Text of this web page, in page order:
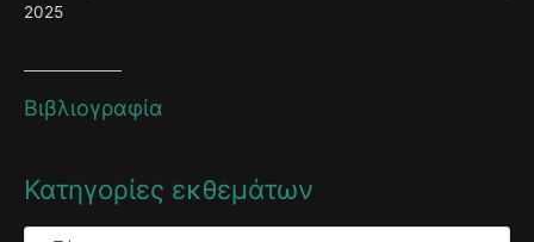
2025
Βιβλιογραφία
Κατηγορίες εκθεμάτων